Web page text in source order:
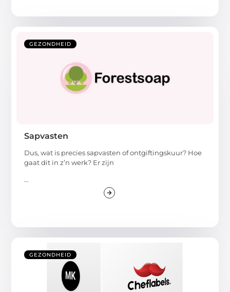
GEZONDHEID
Sapvasten
Dus, wat is precies sapvasten of ontgiftingskuur? Hoe
gaat dit in z’n werk? Er zijn
...
GEZONDHEID